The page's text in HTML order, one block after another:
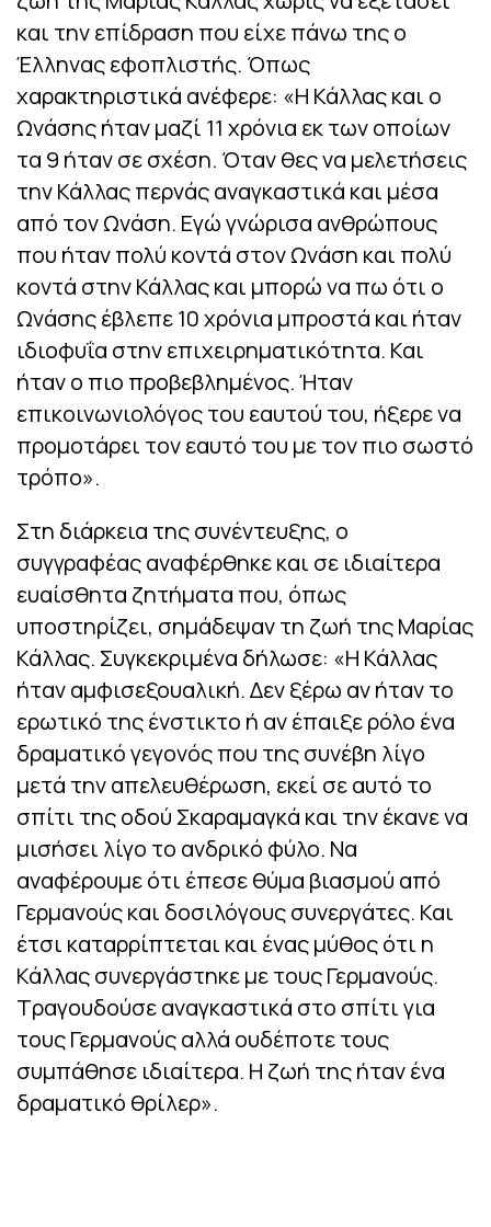
και την επίδραση που είχε πάνω της ο
Έλληνας εφοπλιστής. Όπως
χαρακτηριστικά ανέφερε: «Η Κάλλας και ο
Ωνάσης ήταν μαζί 11 χρόνια εκ των οποίων
τα 9 ήταν σε σχέση. Όταν θες να μελετήσεις
την Κάλλας περνάς αναγκαστικά και μέσα
από τον Ωνάση. Εγώ γνώρισα ανθρώπους
που ήταν πολύ κοντά στον Ωνάση και πολύ
κοντά στην Κάλλας και μπορώ να πω ότι ο
Ωνάσης έβλεπε 10 χρόνια μπροστά και ήταν
ιδιοφυΐα στην επιχειρηματικότητα. Και
ήταν ο πιο προβεβλημένος. Ήταν
επικοινωνιολόγος του εαυτού του, ήξερε να
προμοτάρει τον εαυτό του με τον πιο σωστό
τρόπο».
Στη διάρκεια της συνέντευξης, ο
συγγραφέας αναφέρθηκε και σε ιδιαίτερα
ευαίσθητα ζητήματα που, όπως
υποστηρίζει, σημάδεψαν τη ζωή της Μαρίας
Κάλλας. Συγκεκριμένα δήλωσε: «Η Κάλλας
ήταν αμφισεξουαλική. Δεν ξέρω αν ήταν το
ερωτικό της ένστικτο ή αν έπαιξε ρόλο ένα
δραματικό γεγονός που της συνέβη λίγο
μετά την απελευθέρωση, εκεί σε αυτό το
σπίτι της οδού Σκαραμαγκά και την έκανε να
μισήσει λίγο το ανδρικό φύλο. Να
αναφέρουμε ότι έπεσε θύμα βιασμού από
Γερμανούς και δοσιλόγους συνεργάτες. Και
έτσι καταρρίπτεται και ένας μύθος ότι η
Κάλλας συνεργάστηκε με τους Γερμανούς.
Τραγουδούσε αναγκαστικά στο σπίτι για
τους Γερμανούς αλλά ουδέποτε τους
συμπάθησε ιδιαίτερα. Η ζωή της ήταν ένα
δραματικό θρίλερ».